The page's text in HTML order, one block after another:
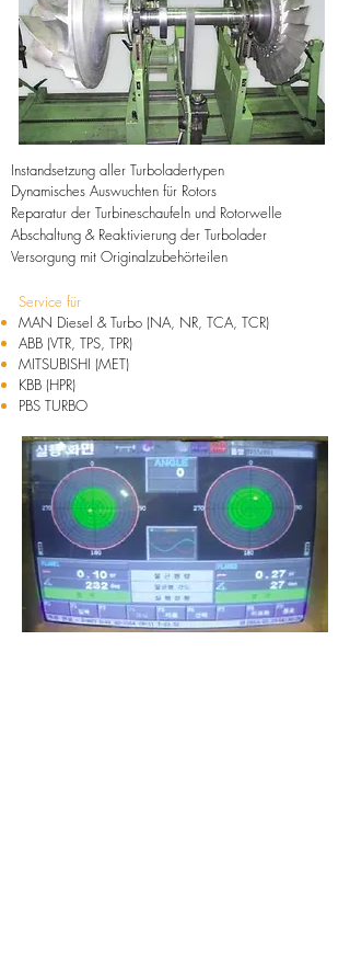
Instandsetzung aller Turboladertypen
Dynamisches Auswuchten für Rotors
Reparatur der Turbineschaufeln und Rotorwelle
Abschaltung & Reaktivierung der Turbolader
Versorgung mit Originalzubehörteilen
Service für
MAN Diesel & Turbo (NA, NR, TCA, TCR)
ABB (VTR, TPS, TPR)
MITSUBISHI (MET)
KBB (HPR)
PBS TURBO